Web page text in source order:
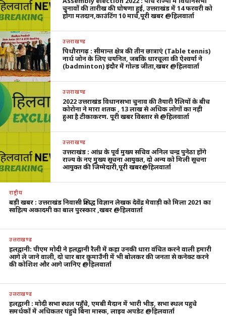
चुनावों की तारीख की घोषणा हुई, उत्तराखंड में 14 फरवरी को
होगा मतदान,काउंटिंग 10 मार्च,पूरी खबर @हिलवार्ता
उत्तराखण्ड
पिथौरागढ़ : सीमान्त क्षेत्र की तीन छात्राएं (Table tennis)
नार्थ जोन के लिए चयनित, जबकि धारचूला की ऐश्वर्या ने
(badminton) इंदौर में गोल्ड जीता,खबर @हिलवार्ता
उत्तराखण्ड
2022 उत्तराखंड विधानसभा चुनाव की तैयारी रैलियों के बीच
कोरोना ने मारा शतक , 13 लाख से अधिक लोगों का नही
हुआ है टीकाकरण. पूरी खबर विस्तार से @हिलवार्ता
उत्तराखण्ड
उत्तराखंड : आंध्र के पूर्व मुख्य सचिव अनिल चन्द्र पुनेठा होंगे
राज्य के नए मुख्य सूचना आयुक्त, दो अन्य को मिली सूचना
आयुक्त की जिम्मेदारी,पूरी खबर@हिलवार्ता
राष्ट्रीय
बड़ी खबर : उत्तराखंड निवासी प्रसिद्ध विज्ञान लेखक देवेंद्र मेवाड़ी को मिला 2021 का
साहित्य अकादमी का बाल पुरस्कार ,खबर @हिलवार्ता
उत्तराखण्ड
हलद्वानी: पीएम मोदी ने हलद्वानी रैली में कहा उनकी धारा वंचित करने वाली हमारी
आगे ले जाने वाली, दो चार बार कुमाउँनी में भी बोलकर की जनता से कनेक्ट करने
की कोशिश और आगे जानिए @हिलवार्ता
उत्तराखण्ड
हलद्वानी : मोदी सभा स्थल पहुँचे, एमबी मैदान में भारी भीड़, सभा स्थल पहुचे
समर्थकों में अधिकतर पंहुचे बिना मास्क, लाइव अपडेट @हिलवार्ता